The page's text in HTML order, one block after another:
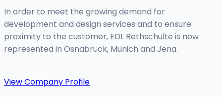
In order to meet the growing demand for
development and design services and to ensure
proximity to the customer, EDL Rethschulte is now
represented in Osnabrück, Munich and Jena.
View Company Profile